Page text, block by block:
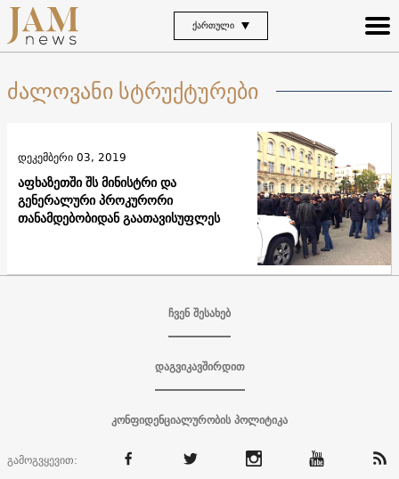
ᲥᲐᲠᲗᲣᲚᲘ
ძალოვანი სტრუქტურები
აფხაზეთში შს მინისტრი და
გენერალური პროკურორი
თანამდებობიდან გაათავისუფლეს
დეკემბერი 03, 2019
ჩვენ შესახებ
დაგვიკავშირდით
კონფიდენციალურობის პოლიტიკა
გამოგვყევით: